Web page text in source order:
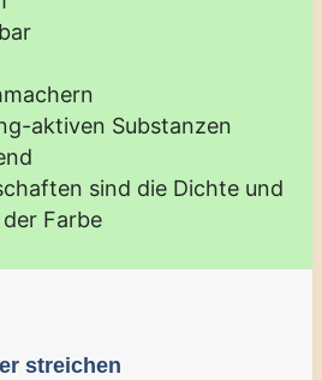
aktiven Substanzen
sind die Dichte und
Farbe
streichen